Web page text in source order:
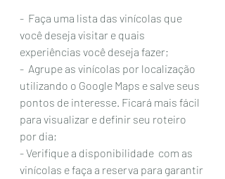
-  Faça uma lista das vinícolas que
você deseja visitar e quais
experiências você deseja fazer;
-  Agrupe as vinícolas por localização
utilizando o Google Maps e salve seus
pontos de interesse. Ficará mais fácil
para visualizar e definir seu roteiro
por dia;
- Verifique a disponibilidade  com as
vinícolas e faça a reserva para garantir